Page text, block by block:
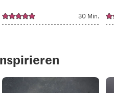
30 Min.